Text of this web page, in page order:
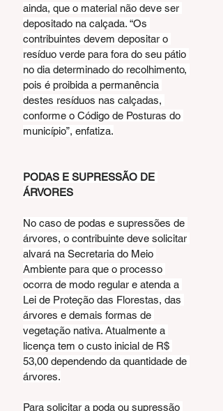
ainda, que o material não deve ser
depositado na calçada. “Os
contribuintes devem depositar o
resíduo verde para fora do seu pátio
no dia determinado do recolhimento,
pois é proibida a permanência
destes resíduos nas calçadas,
conforme o Código de Posturas do
município”, enfatiza.
PODAS E SUPRESSÃO DE
ÁRVORES
No caso de podas e supressões de
árvores, o contribuinte deve solicitar
alvará na Secretaria do Meio
Ambiente para que o processo
ocorra de modo regular e atenda a
Lei de Proteção das Florestas, das
árvores e demais formas de
vegetação nativa. Atualmente a
licença tem o custo inicial de R$
53,00 dependendo da quantidade de
árvores.
Para solicitar a poda ou supressão